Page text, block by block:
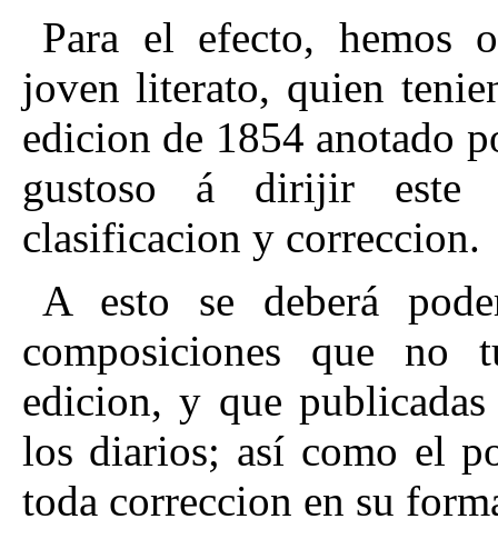
Para el efecto, hemos
joven literato, quien
edicion de 1854 anotado
gustoso á dirijir este
clasificacion y correccion.
A esto se deberá
composiciones que no
edicion, y que publicadas
los diarios; así como el
toda correccion en su